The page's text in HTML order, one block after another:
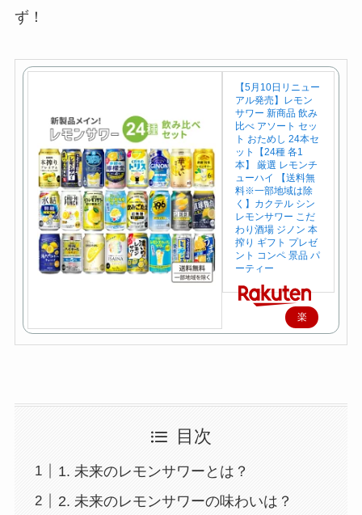
ず！
【5月10日リニュー
アル発売】レモン
サワー 新商品 飲み
比べ アソート セッ
ト おためし 24本セ
ット【24種 各1
本】 厳選 レモンチ
ューハイ 【送料無
料※一部地域は除
く】カクテル シン
レモンサワー こだ
わり酒場 ジノン 本
搾り ギフト プレゼ
ント コンペ 景品 パ
ーティー
楽
入
目次
1. 未来のレモンサワーとは？
2. 未来のレモンサワーの味わいは？